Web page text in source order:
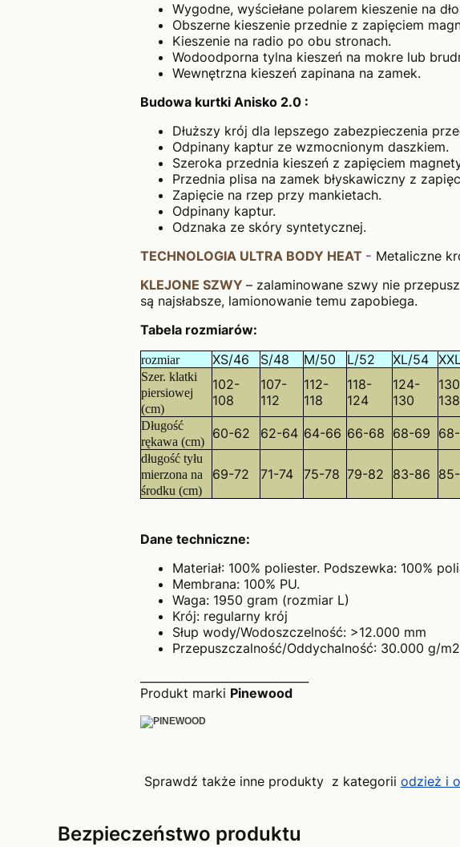
Wygodne, wyściełane polarem kieszenie na
Obszerne kieszenie przednie z zapięciem
Kieszenie na radio po obu stronach.
Wodoodporna tylna kieszeń na mokre lub
Wewnętrzna kieszeń zapinana na zamek.
Budowa kurtki Anisko 2.0 :
Dłuższy krój dla lepszego zabezpieczenia
Odpinany kaptur ze wzmocnionym daszkiem.
Szeroka przednia kieszeń z zapięciem
Przednia plisa na zamek błyskawiczny z
Zapięcie na rzep przy mankietach.
Odpinany kaptur.
Odznaka ze skóry syntetycznej.
TECHNOLOGIA ULTRA BODY HEAT- Metaliczne
KLEJONE SZWY – zalaminowane szwy nie
są najsłabsze, lamionowanie temu zapobiega.
Tabela rozmiarów:
rozmiar XS/46 S/48 M/50 L/52 XL/54
Szer. klatki
piersiowej
(cm)
102-
108
107-
112
112-
118
118-
124
124-
130
138
Długość
rękawa (cm)
60-62 62-64 64-66 66-68 68-69
długość tyłu
mierzona na
środku (cm)
69-72 71-74 75-78 79-82 83-86
Dane techniczne:
Materiał: 100% poliester. Podszewka: 100%
Membrana: 100% PU.
Waga: 1950 gram (rozmiar L)
Krój: regularny krój
Słup wody/Wodoszczelność: >12.000 mm
Przepuszczalność/Oddychalność: 30.000 g/
Produkt marki Pinewood
Sprawdź także inne produkty z kategorii odzież i
Bezpieczeństwo produktu